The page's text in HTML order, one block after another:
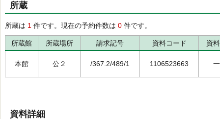
所蔵
所蔵は 1 件です。現在の予約件数は 0 件です。
所蔵館 所蔵場所 請求記号 資料コード 資
本館 公２ /367.2/489/1 1106523663
資料詳細